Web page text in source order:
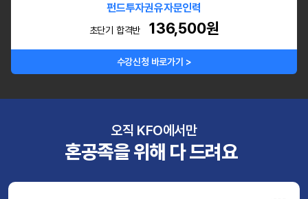
펀드투자권유자문인력
초단기 합격반 136,500원
수강신청 바로가기 >
오직 KFO에서만
혼공족을 위해 다 드려요